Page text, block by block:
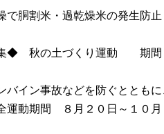
で胴割米・過乾燥米の発生防
◆ 秋の土づくり運動 期間
バイン事故などを防ぐととも
運動期間 ８月２０日～１０月